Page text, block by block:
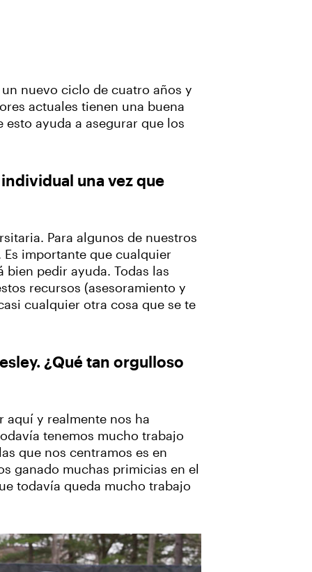
nuevo ciclo de cuatro años y
actuales tienen una buena
ayuda a asegurar que los
una vez que
Para algunos de nuestros
importante que cualquier
pedir ayuda. Todas las
recursos (asesoramiento y
cualquier otra cosa que se te
¿Qué tan orgulloso
aquí y realmente nos ha
tenemos mucho trabajo
que nos centramos es en
ganado muchas primicias en el
todavía queda mucho trabajo